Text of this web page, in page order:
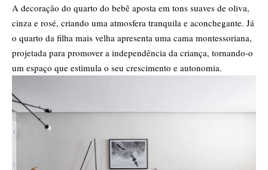
A decoração do quarto do bebê aposta em tons suaves de oliva,
cinza e rosé, criando uma atmosfera tranquila e aconchegante. Já
o quarto da filha mais velha apresenta uma cama montessoriana,
projetada para promover a independência da criança, tornando-o
um espaço que estimula o seu crescimento e autonomia.